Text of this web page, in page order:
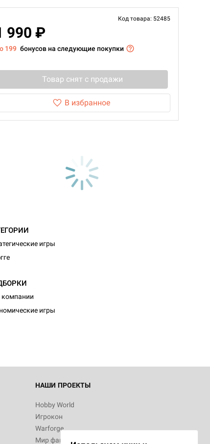
Код товара: 52485
990 ₽
199 бонусов на следующие покупки
Товар снят с продажи
В избранное
игры
игры
НАШИ ПРОЕКТЫ
Hobby World
Игрокон
Warforge
Мир фантастики